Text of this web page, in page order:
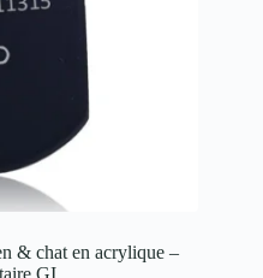
& chat en acrylique –